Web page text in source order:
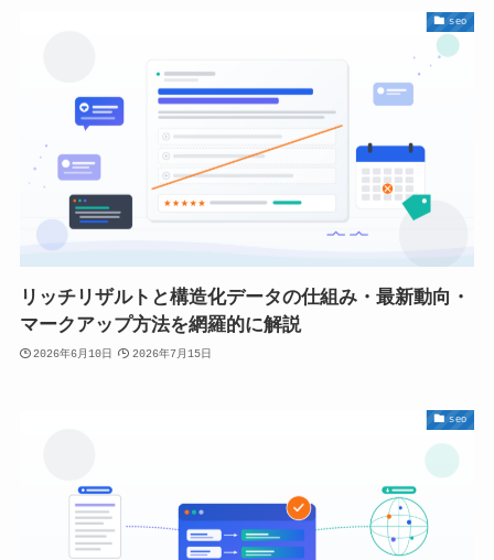
seo
リッチリザルトと構造化データの仕組み・最新動向・
マークアップ方法を網羅的に解説
2026年6月10日 2026年7月15日
seo